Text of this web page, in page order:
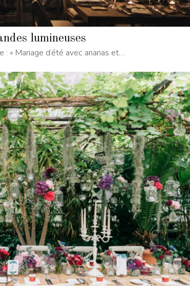
lumineuses
: « Mariage d’été avec ananas et…